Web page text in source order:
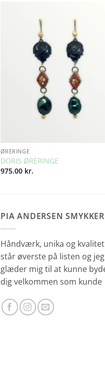
ØRERINGE
DORIS ØRERINGE
975.00 kr.
PIA ANDERSEN SMYKKER
Håndværk, unika og kvalitet
står øverste på listen og jeg
glæder mig til at kunne
dig velkommen som kunde